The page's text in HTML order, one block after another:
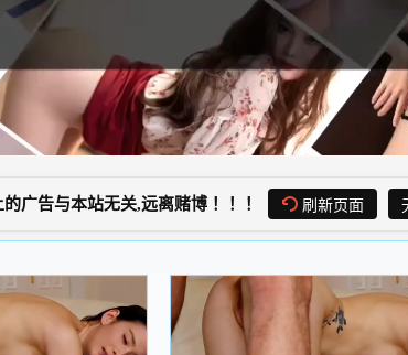
广告与本站无关,远离赌博！！！ 刷新页面